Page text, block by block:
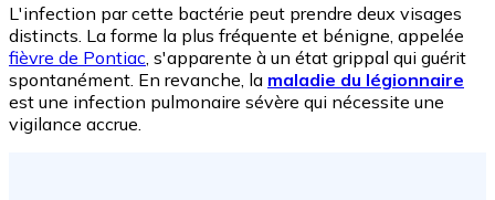
L'infection par cette bactérie peut prendre deux visages
distincts. La forme la plus fréquente et bénigne, appelée
fièvre de Pontiac , s'apparente à un état grippal qui guérit
spontanément. En revanche, la maladie du légionnaire
est une infection pulmonaire sévère qui nécessite une
vigilance accrue.